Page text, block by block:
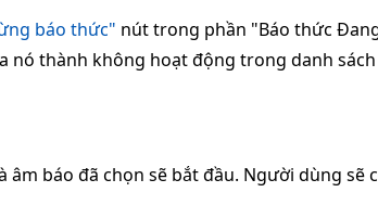
báo thức" nút trong phần "Báo thức
thành không hoạt động trong danh sách
báo đã chọn sẽ bắt đầu. Người dùng sẽ